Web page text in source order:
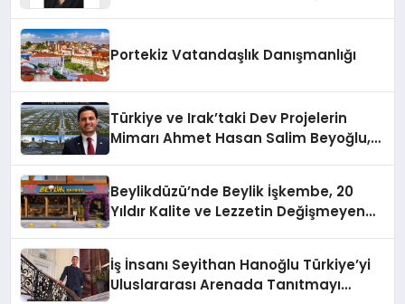
Portekiz Vatandaşlık Danışmanlığı
Türkiye ve Irak’taki Dev Projelerin
Mimarı Ahmet Hasan Salim Beyoğlu,
Hayata Geçirecek
Beylikdüzü’nde Beylik İşkembe, 20
Yıldır Kalite ve Lezzetin Değişmeyen
İş İnsanı Seyithan Hanoğlu Türkiye’yi
Uluslararası Arenada Tanıtmayı